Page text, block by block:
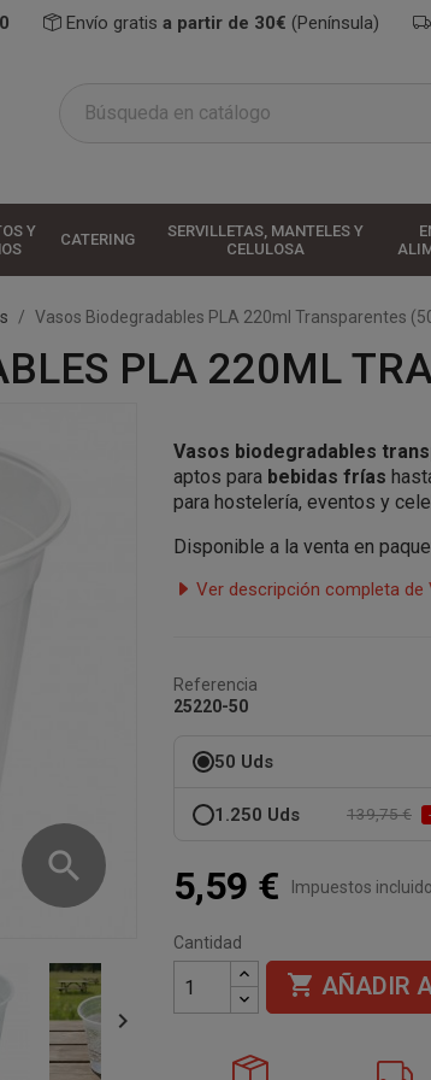
Envío gratis a partir de 30€ (Península)
Y
CATERING
SERVILLETAS, MANTELES Y
CELULOSA
Vasos Biodegradables PLA 220ml Transparentes
PLA 220ML
search

Vasos biodegradables
aptos para bebidas frías
para hostelería, eventos y
Disponible a la venta en
Ver descripción completa de
Referencia
25220-50
50 Uds
1.250 Uds 139,75 €
5,59 € Impuestos
Cantidad
 AÑADIR